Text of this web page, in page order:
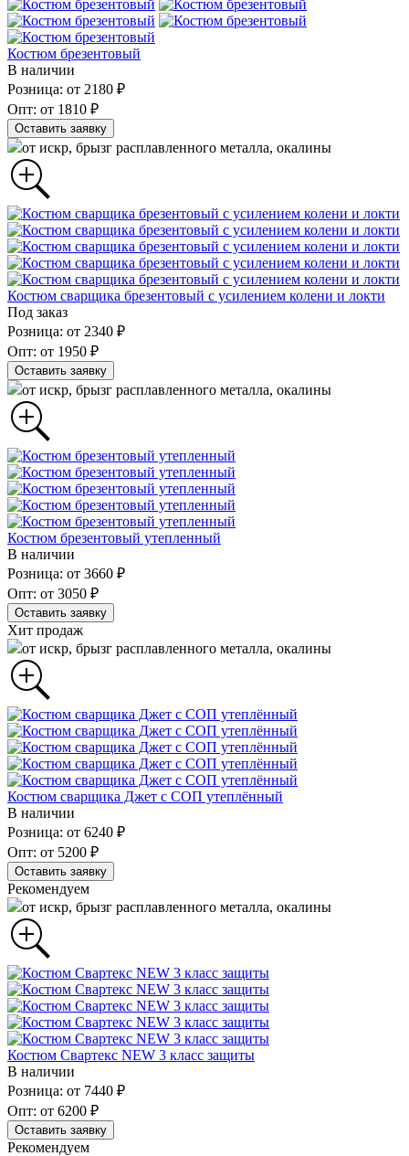
Костюм брезентовый
В наличии
Розница: от 2180 ₽
Опт: от 1810 ₽
Оставить заявку
от искр, брызг расплавленного металла, окалины
Костюм сварщика брезентовый с усилением колени и локти
Под заказ
Розница: от 2340 ₽
Опт: от 1950 ₽
Оставить заявку
от искр, брызг расплавленного металла, окалины
Костюм брезентовый утепленный
В наличии
Розница: от 3660 ₽
Опт: от 3050 ₽
Оставить заявку
Хит продаж
от искр, брызг расплавленного металла, окалины
Костюм сварщика Джет с СОП утеплённый
В наличии
Розница: от 6240 ₽
Опт: от 5200 ₽
Оставить заявку
Рекомендуем
от искр, брызг расплавленного металла, окалины
Костюм Свартекс NEW 3 класс защиты
В наличии
Розница: от 7440 ₽
Опт: от 6200 ₽
Оставить заявку
Рекомендуем